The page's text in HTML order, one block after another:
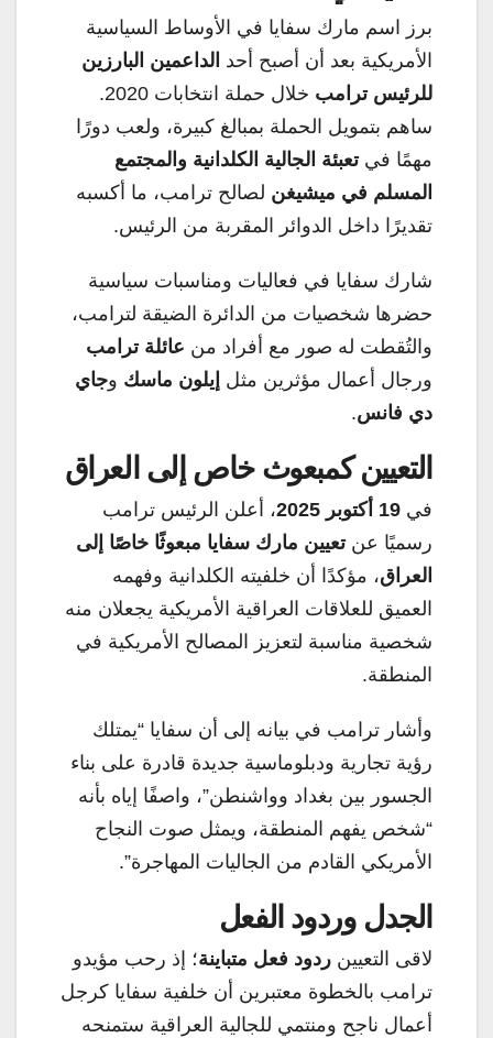
برز اسم مارك سفايا في الأوساط السياسية
الأمريكية بعد أن أصبح أحد الداعمين البارزين
للرئيس ترامب
خلال حملة انتخابات 2020.
ساهم بتمويل الحملة بمبالغ كبيرة، ولعب دورًا
مهمًا فيتعبئة الجالية الكلدانية والمجتمع
المسلم في ميشيغن لصالح ترامب، ما أكسبه
تقديرًا داخل الدوائر المقربة من الرئيس.
شارك سفايا في فعاليات ومناسبات سياسية
حضرها شخصيات من الدائرة الضيقة لترامب،
والتُقطت له صور مع أفراد من عائلة ترامب
ورجال أعمال مؤثرين مثل إيلون ماسك وجاي
دي فانس.
التعيين كمبعوث خاص إلى العراق
في 19 أكتوبر 2025
، أعلن الرئيس ترامب
رسميًا عنتعيين مارك سفايا مبعوثًا خاصًا إلى
العراق، مؤكدًا أن خلفيته الكلدانية وفهمه
العميق للعلاقات العراقية الأمريكية يجعلان منه
شخصية مناسبة لتعزيز المصالح الأمريكية في
المنطقة.
وأشار ترامب في بيانه إلى أن سفايا “يمتلك
رؤية تجارية ودبلوماسية جديدة قادرة على بناء
الجسور بين بغداد وواشنطن”، واصفًا إياه بأنه
“شخص يفهم المنطقة، ويمثل صوت النجاح
الأمريكي القادم من الجاليات المهاجرة”.
الجدل وردود الفعل
لاقى التعيين ردود فعل متباينة؛ إذ رحب مؤيدو
ترامب بالخطوة معتبرين أن خلفية سفايا كرجل
أعمال ناجح ومنتمي للجالية العراقية ستمنحه